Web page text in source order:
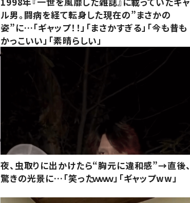
ル男。闘病を経て転身した現在の”まさかの
姿”に…「ギャップ！！」「まさかすぎる」「今も昔も
かっこいい」「素晴らしい」
夜、虫取りに出かけたら“胸元に違和感”→直後、
驚きの光景に…「笑ったｗｗｗ」「ギャップww」